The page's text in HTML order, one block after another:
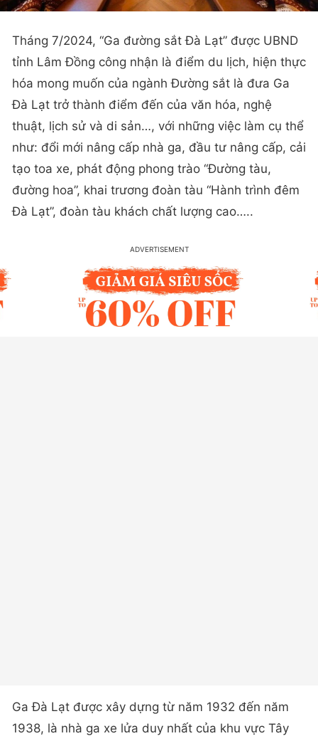
Tháng 7/2024, “Ga đường sắt Đà Lạt” được UBND
tỉnh Lâm Đồng công nhận là điểm du lịch, hiện thực
hóa mong muốn của ngành Đường sắt là đưa Ga
Đà Lạt trở thành điểm đến của văn hóa, nghệ
thuật, lịch sử và di sản…, với những việc làm cụ thể
như: đổi mới nâng cấp nhà ga, đầu tư nâng cấp, cải
tạo toa xe, phát động phong trào “Đường tàu,
đường hoa”, khai trương đoàn tàu “Hành trình đêm
Đà Lạt”, đoàn tàu khách chất lượng cao…..
Ga Đà Lạt được xây dựng từ năm 1932 đến năm
1938, là nhà ga xe lửa duy nhất của khu vực Tây